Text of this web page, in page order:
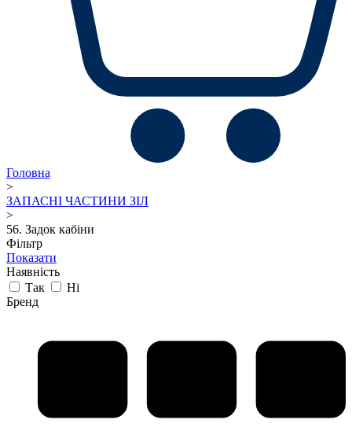
Головна
>
ЗАПАСНІ ЧАСТИНИ ЗІЛ
>
56. Задок кабіни
Фільтр
Показати
Наявність
Так
Ні
Бренд